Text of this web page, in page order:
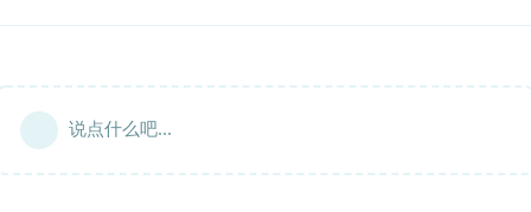
说点什么吧...